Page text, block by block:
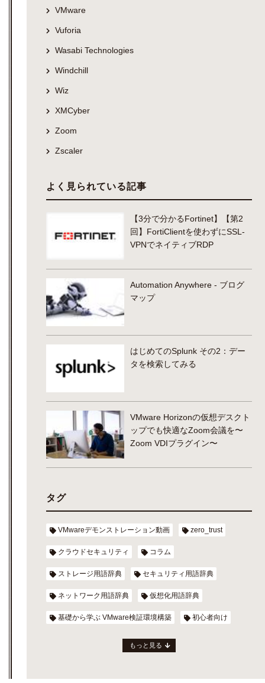
VMware
Vuforia
Wasabi Technologies
Windchill
Wiz
XMCyber
Zoom
Zscaler
よく見られている記事
【3分で分かるFortinet】【第2
回】FortiClientを使わずにSSL-
VPNでネイティブRDP
Automation Anywhere - ブログ
マップ
はじめてのSplunk その2：デー
タを検索してみる
VMware Horizonの仮想デスクト
ップでも快適なZoom会議を〜
Zoom VDIプラグイン〜
タグ
VMwareデモンストレーション動画 zero_trust
クラウドセキュリティ コラム
ストレージ用語辞典 セキュリティ用語辞典
ネットワーク用語辞典 仮想化用語辞典
基礎から学ぶ VMware検証環境構築 初心者向け
もっと見る